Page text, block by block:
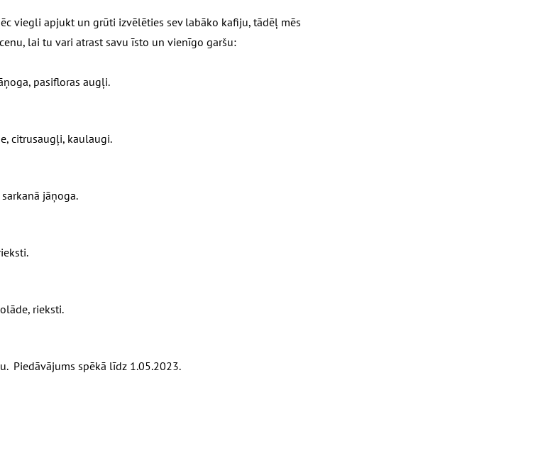
viegli apjukt un grūti izvēlēties sev labāko kafiju, tādēļ mēs
lai tu vari atrast savu īsto un vienīgo garšu:
pasifloras augļi.
citrusaugļi, kaulaugi.
jāņoga.
rieksti.
Piedāvājums spēkā līdz 1.05.2023.